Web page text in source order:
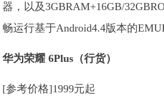
器，以及3GBRAM+16GB/
畅运行基于Android4.4版本的
华为荣耀 6Plus（行货）
[参考价格]1999元起